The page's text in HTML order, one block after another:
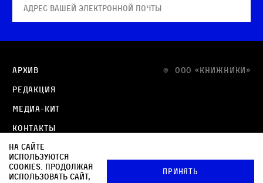
© OOO «КНИЖНИКИ»
Архив
Редакция
Медиа-кит
Контакты
Политика в отношении обработки персональных
данных
Политика обработки файлов cookie
На сайте
используются
cookies. Продолжая
использовать сайт,
Принять